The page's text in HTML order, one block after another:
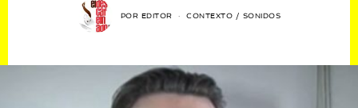
POR EDITOR CONTEXTO / SONIDOS